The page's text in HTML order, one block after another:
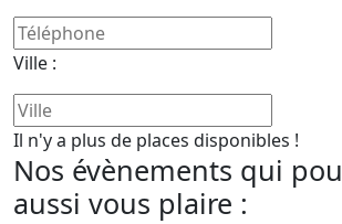
Ville :
Il n'y a plus de places disponibles !
Nos évènements qui
aussi vous plaire :